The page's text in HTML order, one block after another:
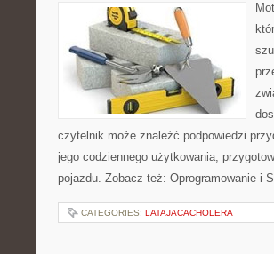
czytelnik może znaleźć podpowiedzi
jego codziennego użytkowania,
pojazdu. Zobacz też: Oprogramowanie
CATEGORIES: LATAJACACHOLERA